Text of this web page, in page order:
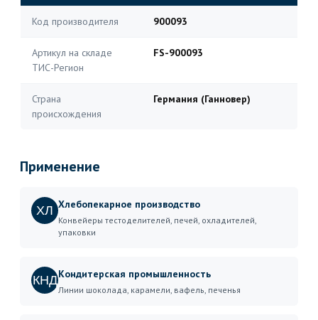
Код производителя 900093
Артикул на складе
ТИС-Регион
FS-900093
Страна
происхождения
Германия (Ганновер)
Применение
ХЛ Хлебопекарное производство
Конвейеры тестоделителей, печей, охладителей,
упаковки
КНДКондитерская промышленность
Линии шоколада, карамели, вафель, печенья